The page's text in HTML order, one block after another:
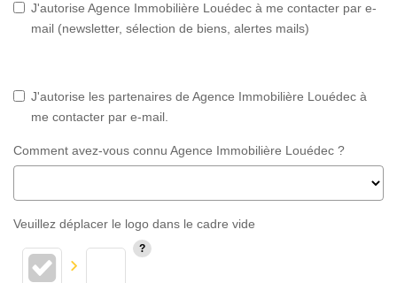
J'autorise Agence Immobilière Louédec à me contacter par e-
mail (newsletter, sélection de biens, alertes mails)
J'autorise les partenaires de Agence Immobilière Louédec à
me contacter par e-mail.
Comment avez-vous connu Agence Immobilière Louédec ?
Veuillez déplacer le logo dans le cadre vide